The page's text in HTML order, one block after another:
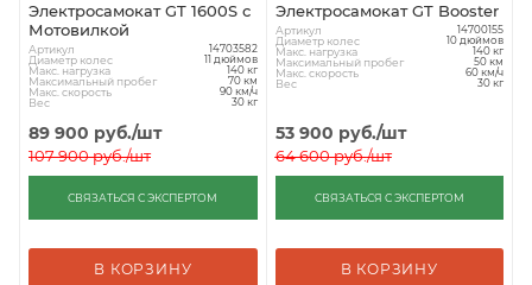
Электросамокат GT 1600S с
Мотовилкой
Артикул 14703582
Диаметр колес 11 дюймов
Макс. нагрузка 140 кг
Максимальный пробег 70 км
Макс. скорость 90 км/ч
Вес 30 кг
89 900 руб./шт
107 900руб./шт
СВЯЗАТЬСЯ С ЭКСПЕРТОМ
В КОРЗИНУ
Электросамокат GT Booster
Артикул 14700155
Диаметр колес 10 дюймов
Макс. нагрузка 140 кг
Максимальный пробег 50 км
Макс. скорость 60 км/ч
Вес 30 кг
53 900 руб./шт
64 600руб./шт
СВЯЗАТЬСЯ С ЭКСПЕРТОМ
В КОРЗИНУ